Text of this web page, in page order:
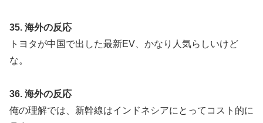
35. 海外の反応
トヨタが中国で出した最新EV、かなり人気らしいけど
な。
36. 海外の反応
俺の理解では、新幹線はインドネシアにとってコスト的に